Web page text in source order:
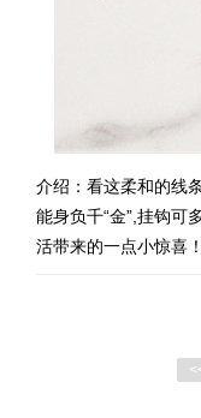
介绍：看这柔和的线
能身负千“金”,挂钩可
活带来的一点小惊喜